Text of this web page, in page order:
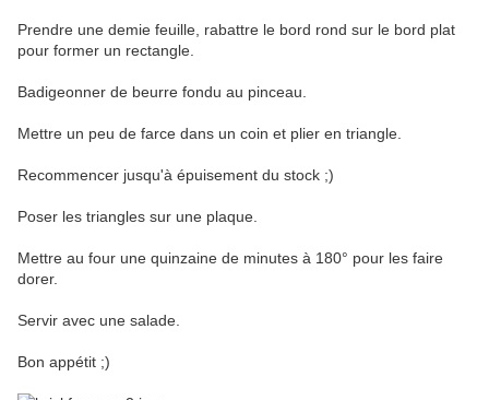
Prendre une demie feuille, rabattre le bord rond sur le bord plat
pour former un rectangle.
Badigeonner de beurre fondu au pinceau.
Mettre un peu de farce dans un coin et plier en triangle.
Recommencer jusqu'à épuisement du stock ;)
Poser les triangles sur une plaque.
Mettre au four une quinzaine de minutes à 180° pour les faire
dorer.
Servir avec une salade.
Bon appétit ;)